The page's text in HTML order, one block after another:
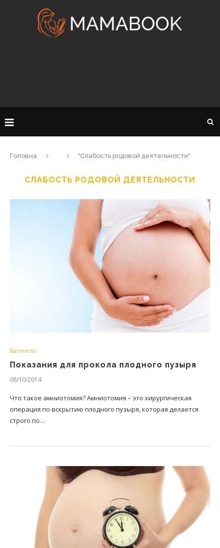
Головна "Слабость родовой деятельности"
СЛАБОСТЬ РОДОВОЙ ДЕЯТЕЛЬНОСТИ
Вагітність
Показания для прокола плодного пузыря
08/10/2014
Что такое амниотомия? Амниотомия – это хирургическая
операция по вскрытию плодного пузыря, которая делается
строго по…